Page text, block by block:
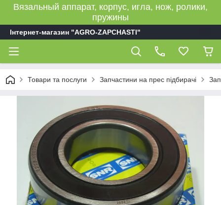
Вязальный аппарат, корпус, игла, нож, ролики,
пружины
Інтернет-магазин "AGRO-ZAPCHASTI"
Товари та послуги Запчастини на прес підбирачі